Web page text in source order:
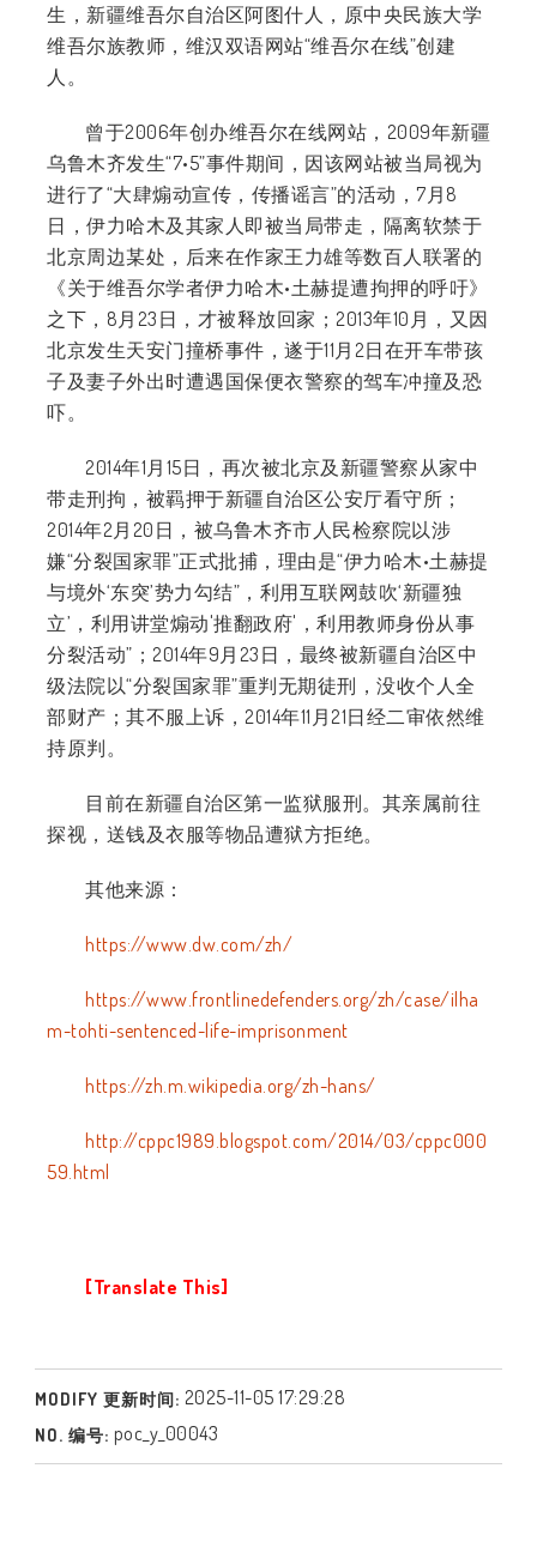
生，新疆维吾尔自治区阿图什人，原中央民族大学
维吾尔族教师，维汉双语网站“维吾尔在线”创建
人。
曾于2006年创办维吾尔在线网站，2009年新疆
乌鲁木齐发生“7•5”事件期间，因该网站被当局视为
进行了“大肆煽动宣传，传播谣言”的活动，7月8
日，伊力哈木及其家人即被当局带走，隔离软禁于
北京周边某处，后来在作家王力雄等数百人联署的
《关于维吾尔学者伊力哈木•土赫提遭拘押的呼吁》
之下，8月23日，才被释放回家；2013年10月，又因
北京发生天安门撞桥事件，遂于11月2日在开车带孩
子及妻子外出时遭遇国保便衣警察的驾车冲撞及恐
吓。
2014年1月15日，再次被北京及新疆警察从家中
带走刑拘，被羁押于新疆自治区公安厅看守所；
2014年2月20日，被乌鲁木齐市人民检察院以涉
嫌“分裂国家罪”正式批捕，理由是“伊力哈木•土赫提
与境外‘东突’势力勾结”，利用互联网鼓吹‘新疆独
立’，利用讲堂煽动'推翻政府'，利用教师身份从事
分裂活动”；2014年9月23日，最终被新疆自治区中
级法院以“分裂国家罪”重判无期徒刑，没收个人全
部财产；其不服上诉，2014年11月21日经二审依然维
持原判。
目前在新疆自治区第一监狱服刑。其亲属前往
探视，送钱及衣服等物品遭狱方拒绝。
其他来源：
https://www.dw.com/zh/
https://www.frontlinedefenders.org/zh/case/ilha
m-tohti-sentenced-life-imprisonment
https://zh.m.wikipedia.org/zh-hans/
http://cppc1989.blogspot.com/2014/03/cppc000
59.html
[Translate This]
MODIFY 更新时间: 2025-11-05 17:29:28
NO. 编号: poc_y_00043